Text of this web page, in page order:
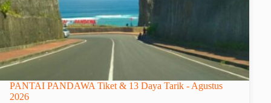
PANTAI PANDAWA Tiket & 13 Daya Tarik - Agustus
2026